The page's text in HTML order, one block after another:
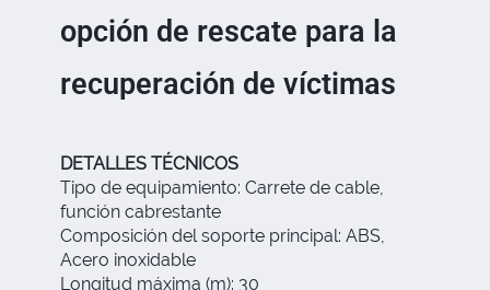
opción de rescate para la
recuperación de víctimas
DETALLES TÉCNICOS
Tipo de equipamiento: Carrete de cable,
función cabrestante
Composición del soporte principal: ABS,
Acero inoxidable
Longitud máxima (m): 30